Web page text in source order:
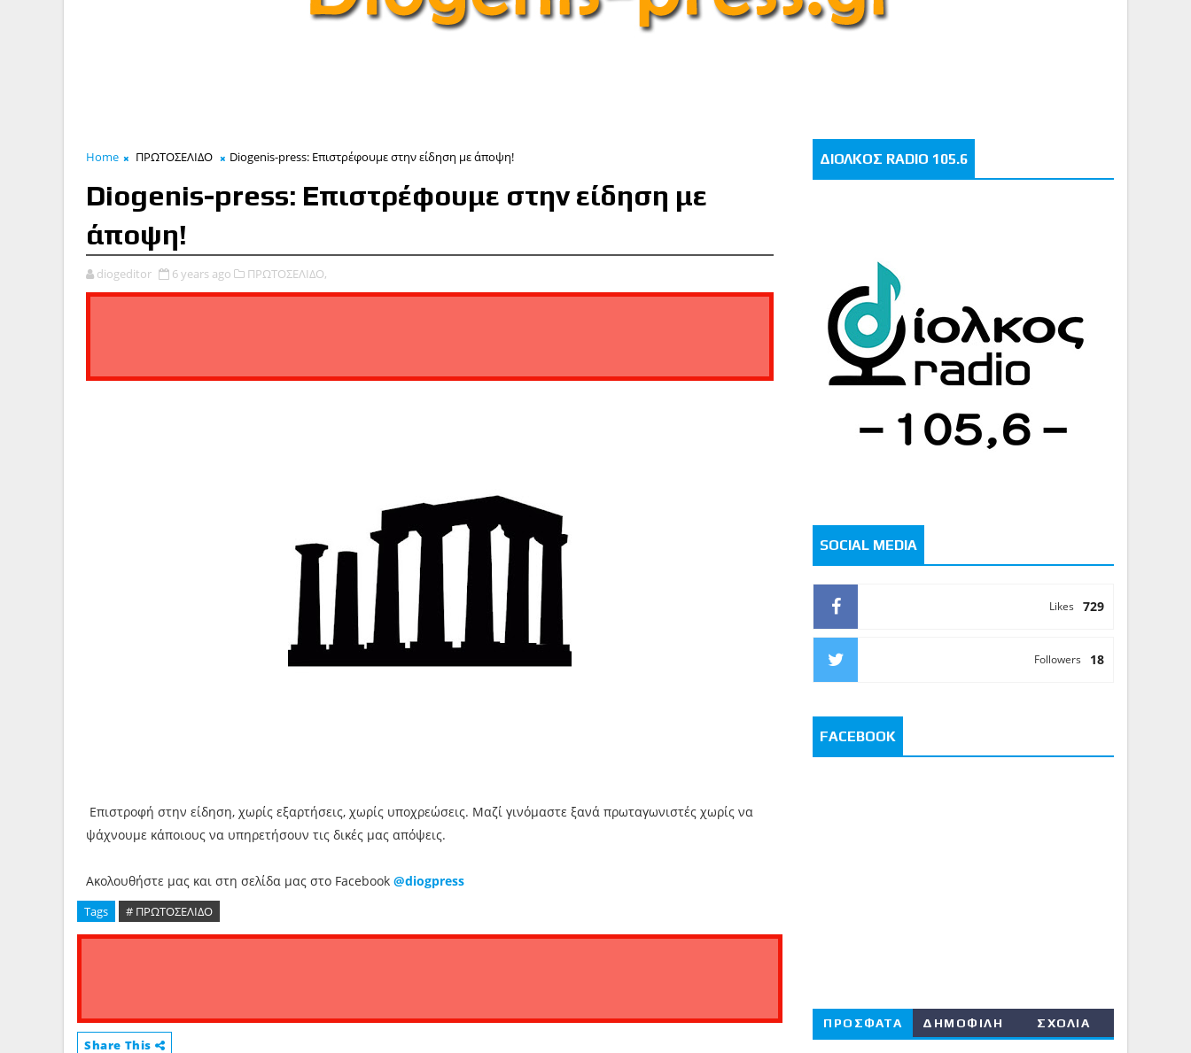
Home ΠΡΩΤΟΣΕΛΙΔΟ Diogenis-press: Επιστρέφουμε στην είδηση με άποψη!
Diogenis-press: Επιστρέφουμε στην είδηση με
άποψη!
diogeditor 6 years ago ΠΡΩΤΟΣΕΛΙΔΟ,
Επιστροφή στην είδηση, χωρίς εξαρτήσεις, χωρίς υποχρεώσεις. Μαζί γινόμαστε ξανά πρωταγωνιστές χωρίς να
ψάχνουμε κάποιους να υπηρετήσουν τις δικές μας απόψεις.
Ακολουθήστε μας και στη σελίδα μας στο Facebook @diogpress
Tags # ΠΡΩΤΟΣΕΛΙΔΟ
Share This
ΔΙΟΛΚΟΣ RADIO 105.6
SOCIAL MEDIA
729
Likes
18
Followers
FACEBOOK
ΠΡΟΣΦΑΤΑ ΔΗΜΟΦΙΛΗ ΣΧΟΛΙΑ